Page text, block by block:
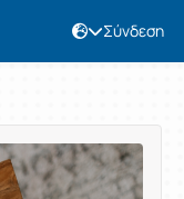
Σύνδεση